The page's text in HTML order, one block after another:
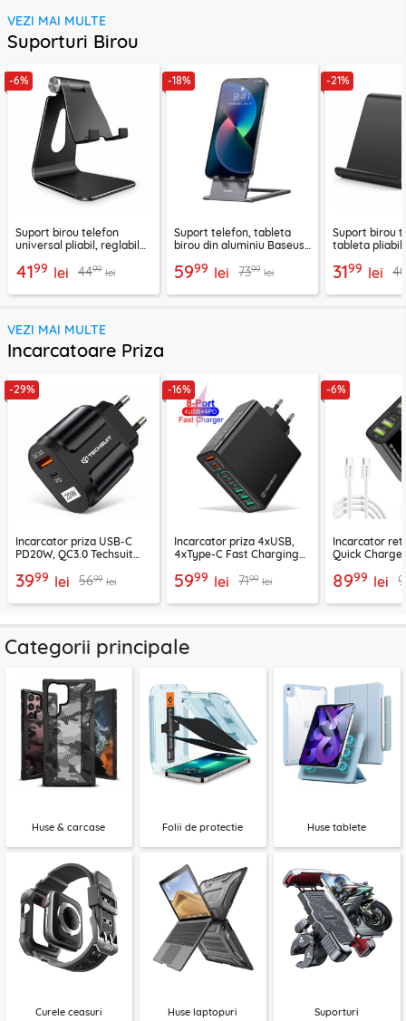
VEZI MAI MULTE
Suporturi Birou
-6%
Suport birou telefon
universal pliabil, reglabil
negru
4199 lei 4499 lei
-18%
Suport telefon, tableta
birou din aluminiu Baseus,
5999 lei 7399 lei
-21%
Suport birou
tableta pliabil
3199 lei
VEZI MAI MULTE
Incarcatoare Priza
-29%
Incarcator priza USB-C
PD20W, QC3.0 Techsuit
CHPD038
3999 lei 5699 lei
-16%
Incarcator priza 4xUSB,
4xType-C Fast Charging
negru, CHPD224
5999 lei 7199 lei
-6%
Incarcator
Quick Charge
CHC2
8999 lei
Categorii principale
Huse & carcase Folii de protectie Huse tablete
Curele ceasuri Huse laptopuri Suporturi